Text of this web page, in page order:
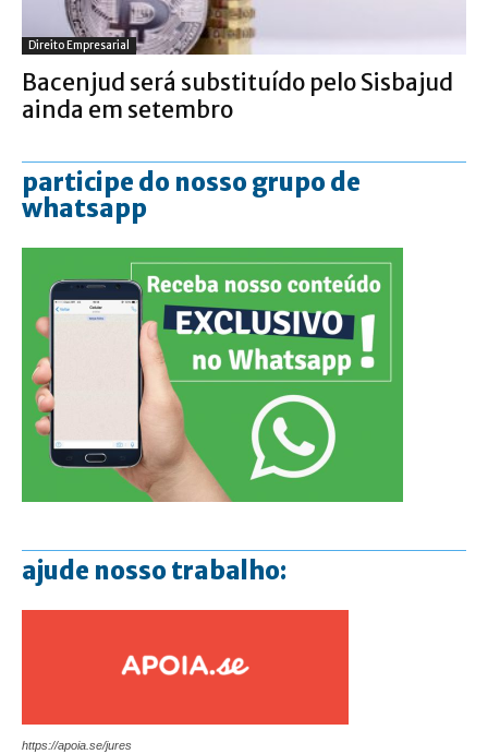
Direito Empresarial
Bacenjud será substituído pelo Sisbajud
ainda em setembro
participe do nosso grupo de
whatsapp
ajude nosso trabalho:
https://apoia.se/jures